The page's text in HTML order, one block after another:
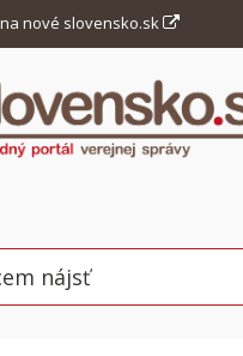
nové slovensko.sk